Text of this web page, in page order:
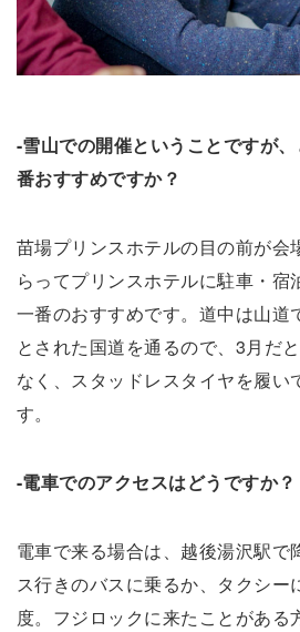
-雪山での開催ということですが
番おすすめですか？
苗場プリンスホテルの目の前が会
らってプリンスホテルに駐車・宿
一番のおすすめです。道中は山道
とされた国道を通るので、3月だ
なく、スタッドレスタイヤを履い
す。
-電車でのアクセスはどうですか？
電車で来る場合は、越後湯沢駅で
ス行きのバスに乗るか、タクシー
度。フジロックに来たことがある